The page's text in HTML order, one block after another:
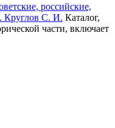
российские,
Круглов С. И. Каталог,
части, включает